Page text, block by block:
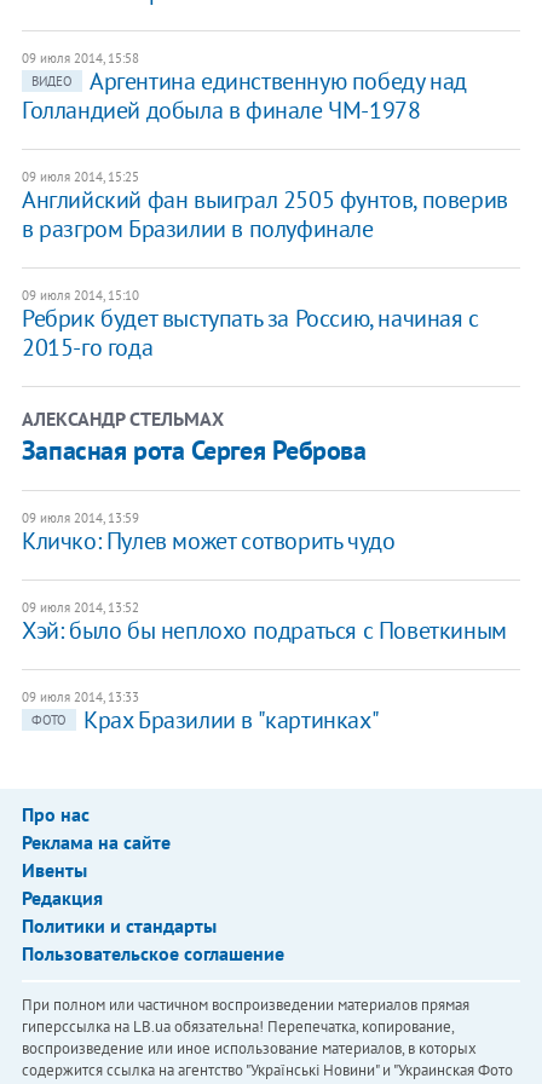
09 июля 2014, 15:58
ВИДЕО
Аргентина единственную победу над
Голландией добыла в финале ЧМ-1978
09 июля 2014, 15:25
Английский фан выиграл 2505 фунтов, поверив
в разгром Бразилии в полуфинале
09 июля 2014, 15:10
Ребрик будет выступать за Россию, начиная с
2015-го года
АЛЕКСАНДР СТЕЛЬМАХ
Запасная рота Сергея Реброва
09 июля 2014, 13:59
Кличко: Пулев может сотворить чудо
09 июля 2014, 13:52
Хэй: было бы неплохо подраться с Поветкиным
09 июля 2014, 13:33
ФОТО
Крах Бразилии в "картинках"
Про нас
Реклама на сайте
Ивенты
Редакция
Политики и стандарты
Пользовательское соглашение
При полном или частичном воспроизведении материалов прямая
гиперссылка на LB.ua обязательна! Перепечатка, копирование,
воспроизведение или иное использование материалов, в которых
содержится ссылка на агентство "Українськi Новини" и "Украинская Фото